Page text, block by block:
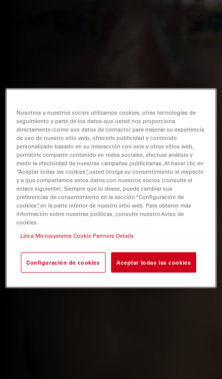
Nosotros y nuestros socios utilizamos cookies, otras tecnologías de
seguimiento y parte de los datos que usted nos proporciona
directamente (como sus datos de contacto) para mejorar su experiencia
de uso de nuestro sitio web, ofrecerle publicidad y contenido
personalizado basado en su interacción con este y otros sitios web,
permitirle compartir contenido en redes sociales, efectuar análisis y
medir la efectividad de nuestras campañas publicitarias. Al hacer clic en
“Aceptar todas las cookies”, usted otorga su consentimiento al respecto
y a que compartamos estos datos con nuestros socios (consulte el
enlace siguiente). Siempre que lo desee, puede cambiar sus
preferencias de consentimiento en la sección “Configuración de
cookies”, en la parte inferior de nuestro sitio web. Para obtener más
información sobre nuestras políticas, consulte nuestro Aviso de
cookies.
Leica Microsystems Cookie Partners Details
Configuración de cookies Aceptar todas las cookies